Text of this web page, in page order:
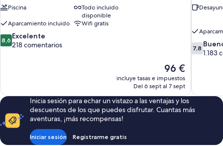
Piscina
Todo incluido
disponible
Aparcamiento incluido
Wifi gratis
8.6
sobre
8,6 Excelente
218 comentarios
El
precio
actual
de
96 €
96 €
incluye tasas e impuestos
Del 6 sept al 7 sept
7.8
sobre
7,8
1.183
Inicia sesión para echar un vistazo a las ventajas y los
descuentos de los que puedes disfrutar. Cuantas más
aventuras, ¡más recompensas!
Iniciar sesión Registrarme gratis